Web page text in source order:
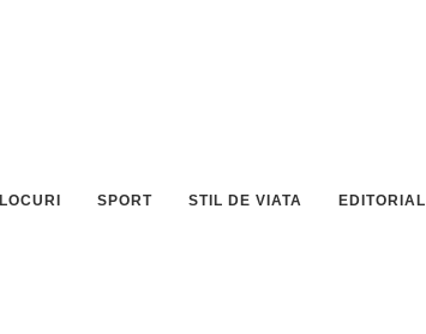
LOCURI SPORT STIL DE VIATA EDITORIAL